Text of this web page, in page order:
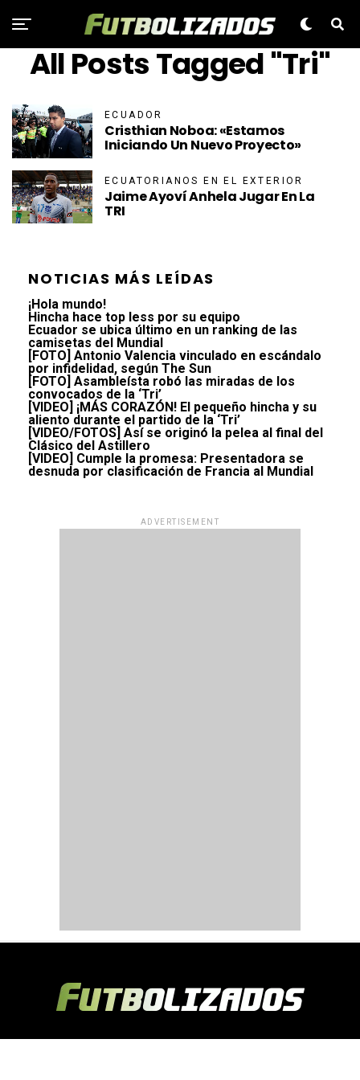
All Posts Tagged "Tri"
ECUADOR
Cristhian Noboa: «Estamos
Iniciando Un Nuevo Proyecto»
ECUATORIANOS EN EL EXTERIOR
Jaime Ayoví Anhela Jugar En La
TRI
NOTICIAS MÁS LEÍDAS
¡Hola mundo!
Hincha hace top less por su equipo
Ecuador se ubica último en un ranking de las
camisetas del Mundial
[FOTO] Antonio Valencia vinculado en escándalo
por infidelidad, según The Sun
[FOTO] Asambleísta robó las miradas de los
convocados de la ‘Tri’
[VIDEO] ¡MÁS CORAZÓN! El pequeño hincha y su
aliento durante el partido de la ‘Tri’
[VIDEO/FOTOS] Así se originó la pelea al final del
Clásico del Astillero
[VIDEO] Cumple la promesa: Presentadora se
desnuda por clasificación de Francia al Mundial
ADVERTISEMENT